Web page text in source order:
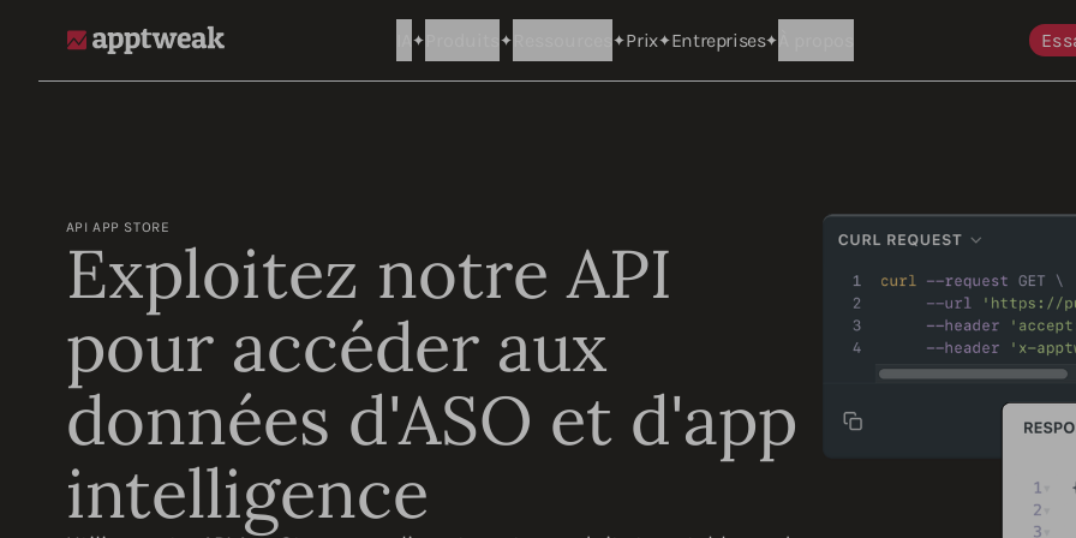
Prix Entreprises
API APP STORE
Exploitez notre API
pour accéder aux
données d'ASO et d'app
intelligence